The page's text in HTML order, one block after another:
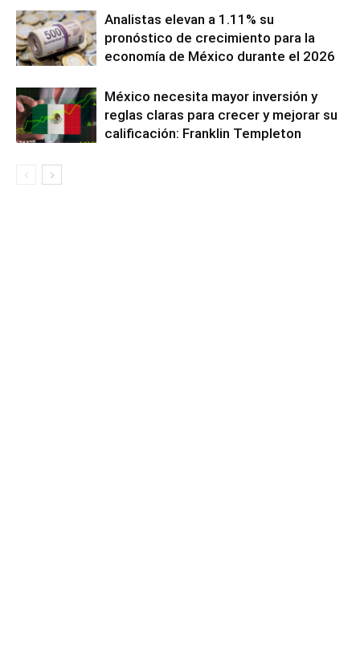
Analistas elevan a 1.11% su
pronóstico de crecimiento para la
economía de México durante el 2026
México necesita mayor inversión y
reglas claras para crecer y mejorar su
calificación: Franklin Templeton